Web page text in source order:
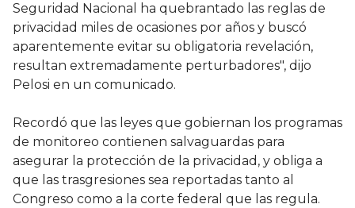
Seguridad Nacional ha quebrantado las reglas de
privacidad miles de ocasiones por años y buscó
aparentemente evitar su obligatoria revelación,
resultan extremadamente perturbadores", dijo
Pelosi en un comunicado.
Recordó que las leyes que gobiernan los programas
de monitoreo contienen salvaguardas para
asegurar la protección de la privacidad, y obliga a
que las trasgresiones sea reportadas tanto al
Congreso como a la corte federal que las regula.